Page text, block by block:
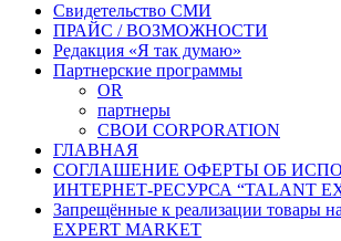
Свидетельство СМИ
ПРАЙС / ВОЗМОЖНОСТИ
Редакция «Я так думаю»
Партнерские программы
OR
партнеры
СВОИ CORPORATION
ГЛАВНАЯ
СОГЛАШЕНИЕ ОФЕРТЫ ОБ
ИНТЕРНЕТ-РЕСУРСА “TALANT
Запрещённые к реализации товары
EXPERT MARKET